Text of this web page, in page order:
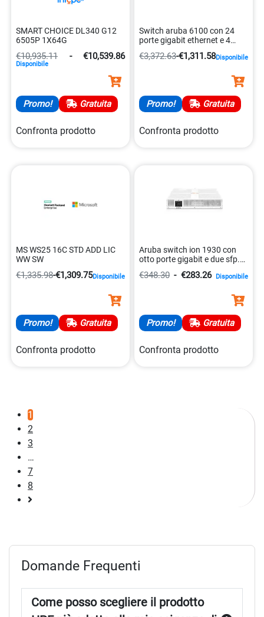
SMART CHOICE DL340 G12
6505P 1X64G
€10,935.11 - €10,539.86
Disponibile
Promo! Gratuita
Confronta prodotto
Switch aruba 6100 con 24
porte gigabit ethernet e 4
€3,372.63-€1,311.58Disponibile
Promo! Gratuita
Confronta prodotto
MS WS25 16C STD ADD LIC
WW SW
€1,335.98-€1,309.75Disponibile
Promo! Gratuita
Confronta prodotto
Aruba switch ion 1930 con
otto porte gigabit e due sfp.
€348.30 - €283.26 Disponibile
Promo! Gratuita
Confronta prodotto
1
2
3
…
7
8
Domande Frequenti
Come posso scegliere il prodotto